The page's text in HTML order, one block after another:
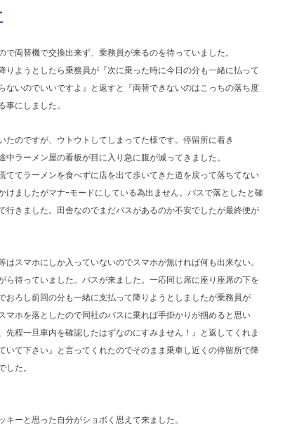
両替機で交換出来ず、乗務員が来るのを待っていました。
ようとしたら乗務員が『次に乗った時に今日の分も一緒に払って
いのでいいですよ』と返すと『両替できないのはこっちの落ち度
にしました。
のですが、ウトウトしてしまってた様です。停留所に着き
ラーメン屋の看板が目に入り急に腹が減ってきました。
てラーメンを食べずに店を出て歩いてきた道を戻って落ちてない
ましたがマナｰモードにしている為出ません。バスで落としたと確
きました。田舎なのでまだバスがあるのか不安でしたが最終便が
スマホにしか入っていないのでスマホが無ければ何も出来ない。
待っていました。バスが来ました。一応同じ席に座り座席の下を
ろし前回の分も一緒に支払って降りようとしましたが乗務員が
マホを落としたので同社のバスに乗れば手掛かりが掴めると思い
程一旦車内を確認したはずなのにすみません！』と返してくれま
て下さい』と言ってくれたのでそのまま乗車し近くの停留所で降
た。
ーと思った自分がショボく思えて来ました。